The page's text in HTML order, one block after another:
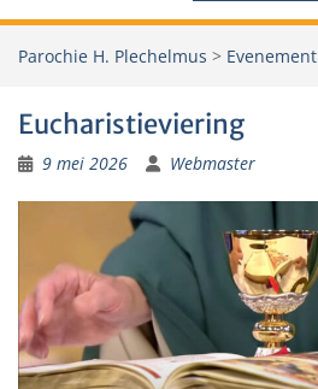
Parochie H. Plechelmus > Evenement
Eucharistieviering
9 mei 2026 Webmaster